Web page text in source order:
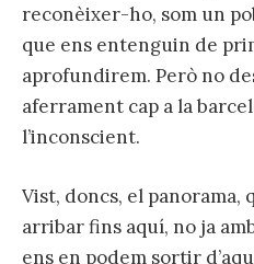
reconèixer-ho, som un
que ens entenguin de
aprofundirem. Però no
aferrament cap a la
l’inconscient.
Vist, doncs, el panorama,
arribar fins aquí, no ja
ens en podem sortir